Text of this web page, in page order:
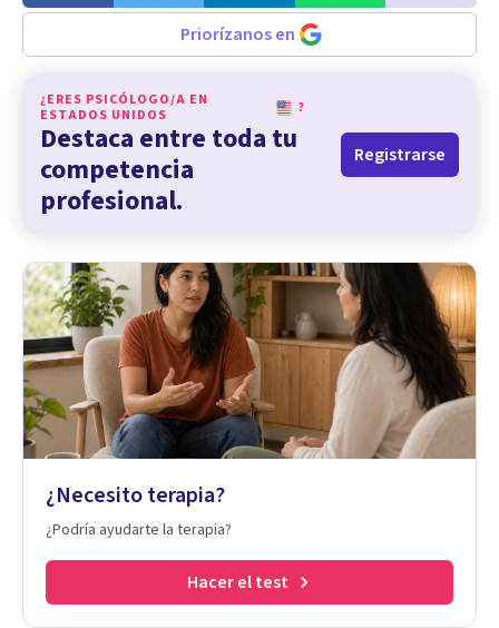
Priorízanos en
¿ERES PSICÓLOGO/A EN
ESTADOS UNIDOS
?
Destaca entre toda tu
competencia
profesional.
Registrarse
¿Necesito terapia?
¿Podría ayudarte la terapia?
Hacer el test